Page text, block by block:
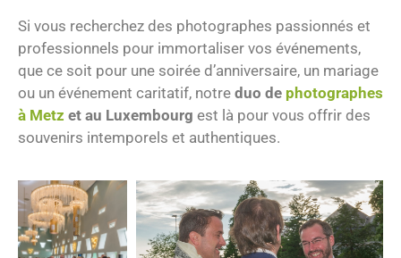
Si vous recherchez des photographes passionnés et
professionnels pour immortaliser vos événements,
que ce soit pour une soirée d’anniversaire, un mariage
ou un événement caritatif, notre duo de photographes
à Metz et au Luxembourg est là pour vous offrir des
souvenirs intemporels et authentiques.